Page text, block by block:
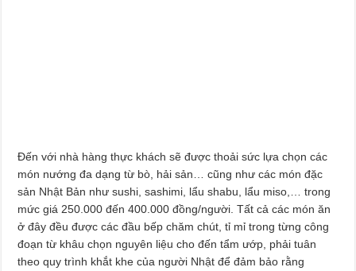
Đến với nhà hàng thực khách sẽ được thoải sức lựa chọn các
món nướng đa dạng từ bò, hải sản… cũng như các món đặc
sản Nhật Bản như sushi, sashimi, lẩu shabu, lẩu miso,… trong
mức giá 250.000 đến 400.000 đồng/người. Tất cả các món ăn
ở đây đều được các đầu bếp chăm chút, tỉ mỉ trong từng công
đoạn từ khâu chọn nguyên liệu cho đến tẩm ướp, phải tuân
theo quy trình khắt khe của người Nhật để đảm bảo rằng